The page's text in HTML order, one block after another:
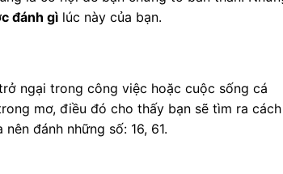
đánh gì lúc này của bạn.
ngại trong công việc hoặc cuộc sống cá
mơ, điều đó cho thấy bạn sẽ tìm ra cách
đánh những số: 16, 61.